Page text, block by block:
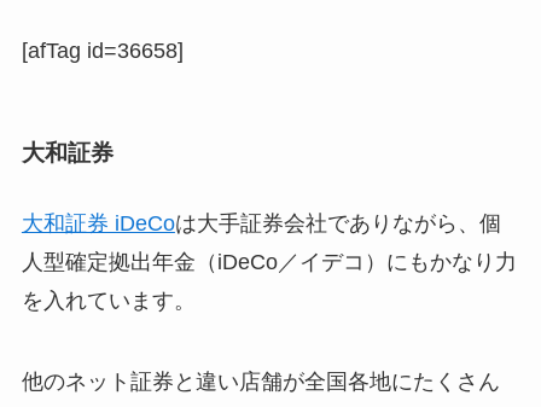
[afTag id=36658]
大和証券
大和証券 iDeCoは大手証券会社でありながら、個
人型確定拠出年金（iDeCo／イデコ）にもかなり力
を入れています。
他のネット証券と違い店舗が全国各地にたくさん